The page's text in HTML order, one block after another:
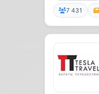
7 431